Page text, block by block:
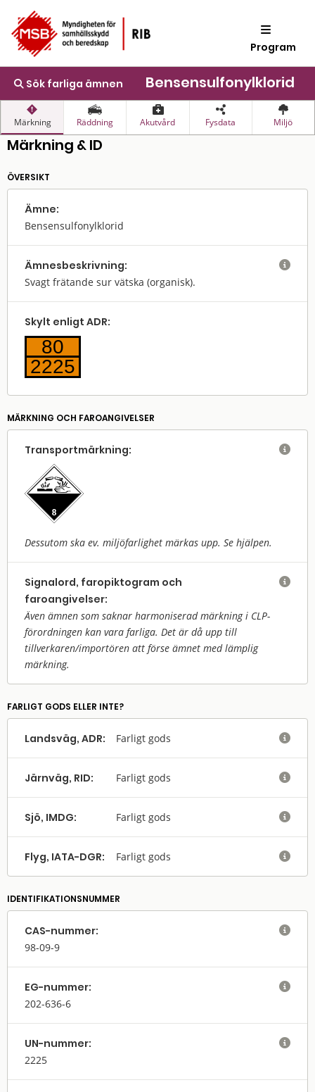
Program
Sök farliga ämnen Bensensulfonylklorid
Märkning Räddning Akutvård Fysdata Miljö
Märkning & ID
ÖVERSIKT
Ämne:
Bensensulfonylklorid
Ämnes­beskrivning:
Svagt frätande sur vätska (organisk).

Skylt enligt ADR:
80
2225
MÄRKNING OCH FAROANGIVELSER
Transport­märkning:
Dessutom ska ev. miljöfarlighet märkas upp. Se hjälpen.

Signalord, faropiktogram och
faroangivelser:
Även ämnen som saknar harmoniserad märkning i CLP-
förordningen kan vara farliga. Det är då upp till
tillverkaren/importören att förse ämnet med lämplig
märkning.

FARLIGT GODS ELLER INTE?
Landsväg, ADR: Farligt gods 
Järnväg, RID: Farligt gods 
Sjö, IMDG: Farligt gods 
Flyg, IATA-DGR: Farligt gods 
IDENTIFIKATIONSNUMMER
CAS-nummer:
98-09-9

EG-nummer:
202-636-6

UN-nummer:
2225
